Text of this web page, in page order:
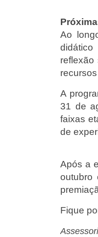
Ao
reflexão
A
31 de
faixas
de
Após a
outubro
Fique